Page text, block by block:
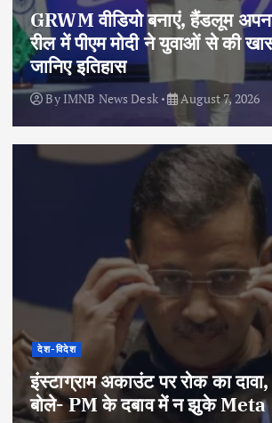
GRWM वीडियो बनाएं, हैंडलूम
रील में पीएम मोदी ने युवाओं से की
जानिए इतिहास
By IMNB News Desk August 7, 2026
देश-विदेश
इंस्टाग्राम अकाउंट पर रोक का
बोले- PM के दबाव में न झुके Meta